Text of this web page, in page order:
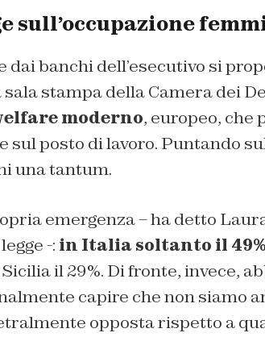
sull’occupazione
banchi dell’esecutivo si
sala stampa della Camera dei
moderno, europeo, che
posto di lavoro. Puntando
una tantum.
emergenza – ha detto
-: in Italia soltanto il
Sicilia il 29%. Di fronte, invece,
capire che non siamo
opposta rispetto a